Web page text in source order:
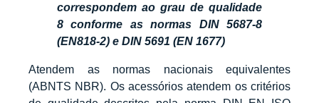
correspondem ao grau de qualidade
8 conforme as normas DIN 5687-8
(EN818-2) e DIN 5691 (EN 1677)
Atendem as normas nacionais equivalentes
(ABNTS NBR). Os acessórios atendem os critérios